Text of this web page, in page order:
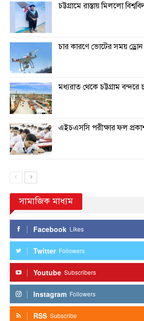
চট্টগ্রামে রাস্তায় মিললো
চার কারণে ভোটের সময় ড্রোন
মধ্যরাত থেকে চট্টগ্রাম
এইচএসসি পরীক্ষার ফল
সামাজিক মাধ্যম
Facebook Likes
Twitter Followers
Youtube Subscribers
Instagram Followers
RSS Subscribe